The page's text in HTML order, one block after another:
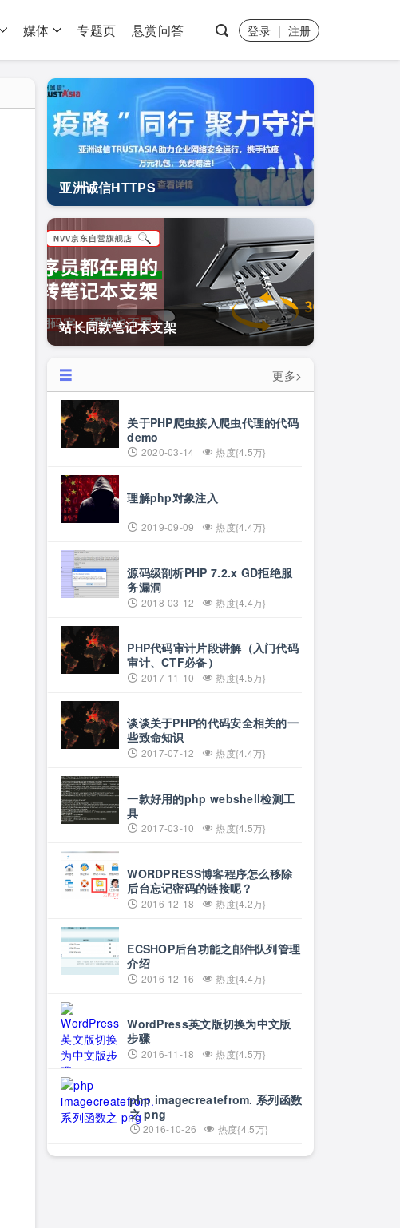
媒体 专题页 悬赏问答 登录 | 注册
亚洲诚信HTTPS
站长同款笔记本支架
更多>
关于PHP爬虫接入爬虫代理的代码
demo
2020-03-14 热度{4.5万}
理解php对象注入
2019-09-09 热度{4.4万}
源码级剖析PHP 7.2.x GD拒绝服
务漏洞
2018-03-12 热度{4.4万}
PHP代码审计片段讲解（入门代码
审计、CTF必备）
2017-11-10 热度{4.5万}
谈谈关于PHP的代码安全相关的一
些致命知识
2017-07-12 热度{4.4万}
一款好用的php webshell检测工
具
2017-03-10 热度{4.5万}
WORDPRESS博客程序怎么移除
后台忘记密码的链接呢？
2016-12-18 热度{4.2万}
ECSHOP后台功能之邮件队列管理
介绍
2016-12-16 热度{4.4万}
WordPress英文版切换为中文版
步骤
2016-11-18 热度{4.5万}
php imagecreatefrom. 系列函数
之 png
2016-10-26 热度{4.5万}